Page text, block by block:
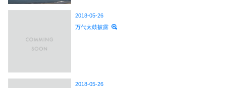
2018-05-26
万代太鼓披露
2018-05-26